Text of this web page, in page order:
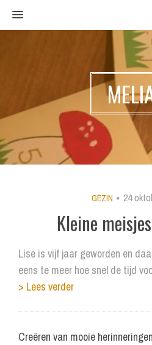
MENU
GEZIN 24
Kleine
Lise is vijf jaar geworden en
eens te meer hoe snel de tijd
> Lees verder
Creëren van mooie